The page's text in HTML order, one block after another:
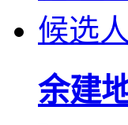
余建